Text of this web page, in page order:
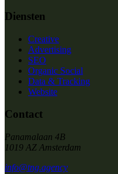
Diensten
Creative
Advertising
SEO
Organic Social
Data & Tracking
Website
Contact
Panamalaan 4B
1019 AZ Amsterdam
info@tng.agency